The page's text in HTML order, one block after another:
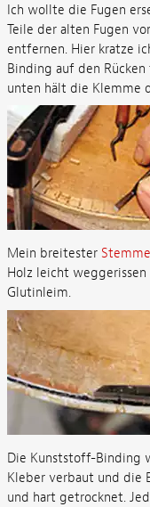
Ich wollte die Fugen
Teile der alten Fugen
entfernen. Hier kratze
Binding auf den
unten hält die Klemme
Mein breitester
Holz leicht
Glutinleim.
Die Kunststoff-Binding
Kleber verbaut und die
und hart getrocknet.